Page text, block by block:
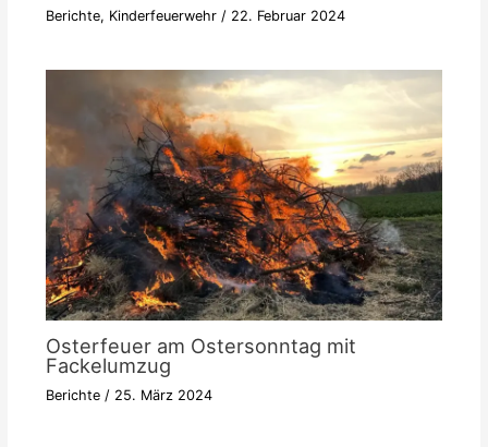
Berichte, Kinderfeuerwehr/ 22. Februar 2024
Osterfeuer am Ostersonntag mit
Fackelumzug
Berichte/ 25. März 2024